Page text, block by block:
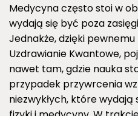
Medycyna często stoi w
wydają się być poza
Jednakże, dzięki
Uzdrawianie Kwantowe,
nawet tam, gdzie nauka
przypadek przywrcenia
niezwykłych, które